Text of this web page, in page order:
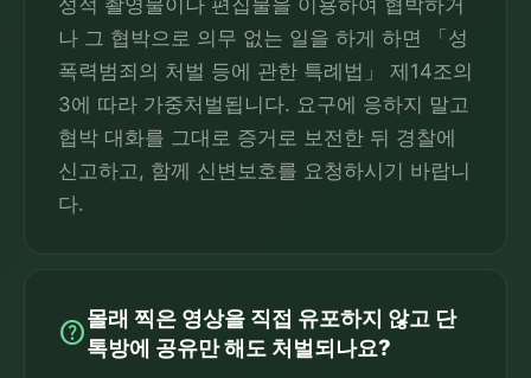
성적 촬영물이나 편집물을 이용하여 협박하거
나 그 협박으로 의무 없는 일을 하게 하면 「성
폭력범죄의 처벌 등에 관한 특례법」 제14조의
3에 따라 가중처벌됩니다. 요구에 응하지 말고
협박 대화를 그대로 증거로 보전한 뒤 경찰에
신고하고, 함께 신변보호를 요청하시기 바랍니
다.
help몰래 찍은 영상을 직접 유포하지 않고 단
톡방에 공유만 해도 처벌되나요?